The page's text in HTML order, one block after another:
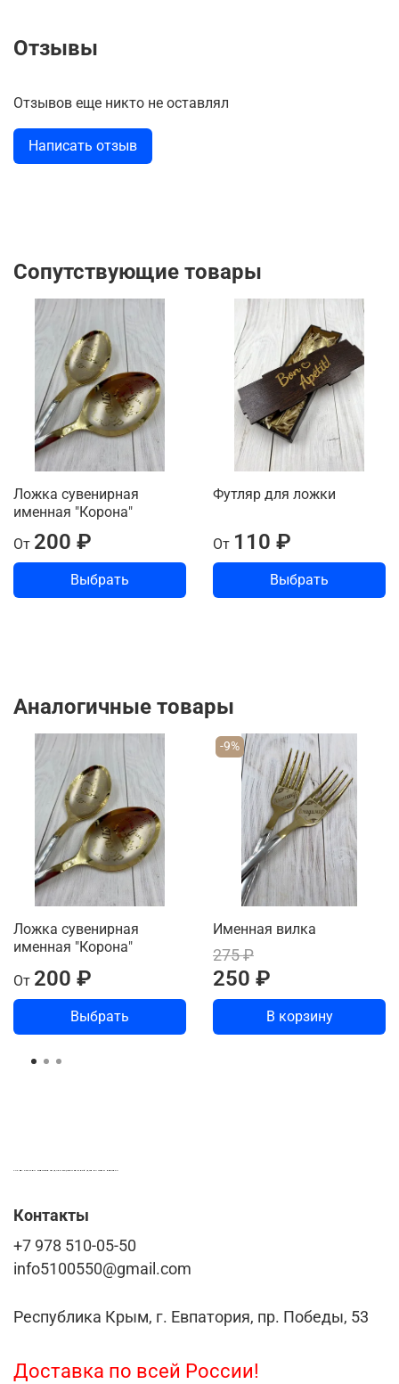
Отзывы
Отзывов еще никто не оставлял
Написать отзыв
Сопутствующие товары
Ложка сувенирная
именная "Корона"
От 200 ₽
Выбрать
Футляр для ложки
От 110 ₽
Выбрать
Аналогичные товары
Ложка сувенирная
именная "Корона"
От 200 ₽
Выбрать
-9%
Именная вилка
275 ₽
250 ₽
В корзину
Контакты
+7 978 510-05-50
info5100550@gmail.com
Республика Крым, г. Евпатория, пр. Победы, 53
Доставка по всей России!